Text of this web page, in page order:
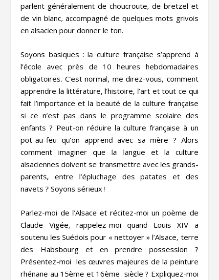
parlent généralement de choucroute, de bretzel et
de vin blanc, accompagné de quelques mots grivois
en alsacien pour donner le ton.
Soyons basiques : la culture française s’apprend à
l’école avec près de 10 heures hebdomadaires
obligatoires. C’est normal, me direz-vous, comment
apprendre la littérature, l’histoire, l’art et tout ce qui
fait l’importance et la beauté de la culture française
si ce n’est pas dans le programme scolaire des
enfants ? Peut-on réduire la culture française à un
pot-au-feu qu’on apprend avec sa mère ? Alors
comment imaginer que la langue et la culture
alsaciennes doivent se transmettre avec les grands-
parents, entre l’épluchage des patates et des
navets ? Soyons sérieux !
Parlez-moi de l’Alsace et récitez-moi un poème de
Claude Vigée, rappelez-moi quand Louis XIV a
soutenu les Suédois pour « nettoyer » l’Alsace, terre
des Habsbourg et en prendre possession ?
Présentez-moi les œuvres majeures de la peinture
rhénane au 15ème et 16ème siècle ? Expliquez-moi